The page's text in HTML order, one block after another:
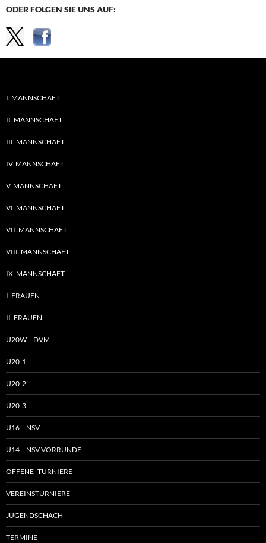
ODER FOLGEN SIE UNS AUF:
I. MANNSCHAFT
II. MANNSCHAFT
III. MANNSCHAFT
IV. MANNSCHAFT
V. MANNSCHAFT
VI. MANNSCHAFT
VII. MANNSCHAFT
VIII. MANNSCHAFT
IX. MANNSCHAFT
I. FRAUEN
II. FRAUEN
U20W – DVM
U20-1
U20-2
U20-3
U16 – NSV
U14 – NSV VORRUNDE
OFFENE TURNIERE
VEREINSTURNIERE
JUGENDSCHACH
TERMINE